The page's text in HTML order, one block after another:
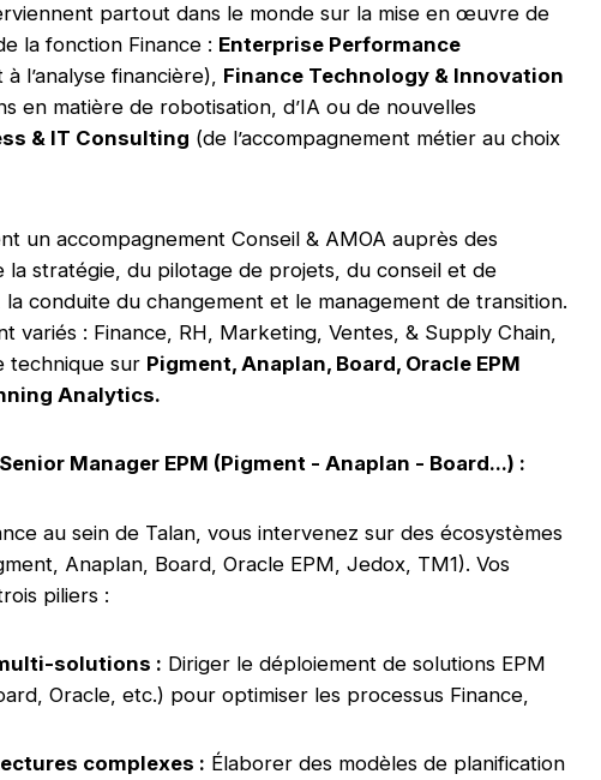
partout dans le monde sur la mise en œuvre de
la fonction Finance : Enterprise Performance
l’analyse financière), Finance Technology & Innovation
en matière de robotisation, d’IA ou de nouvelles
& IT Consulting (de l’accompagnement métier au choix
un accompagnement Conseil & AMOA auprès des
la stratégie, du pilotage de projets, du conseil et de
la conduite du changement et le management de transition.
variés : Finance, RH, Marketing, Ventes, & Supply Chain,
technique sur Pigment, Anaplan, Board, Oracle EPM
Analytics.
Manager EPM (Pigment - Anaplan - Board...) :
au sein de Talan, vous intervenez sur des écosystèmes
Anaplan, Board, Oracle EPM, Jedox, TM1). Vos
piliers :
solutions : Diriger le déploiement de solutions EPM
Oracle, etc.) pour optimiser les processus Finance,
complexes : Élaborer des modèles de planification